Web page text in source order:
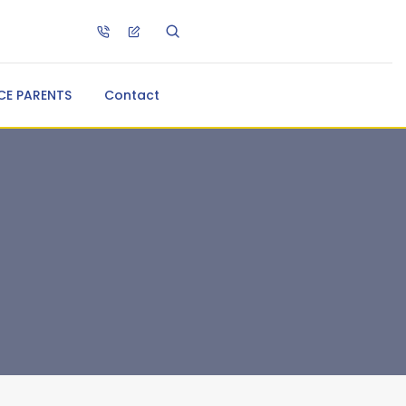
PARENTS Contact